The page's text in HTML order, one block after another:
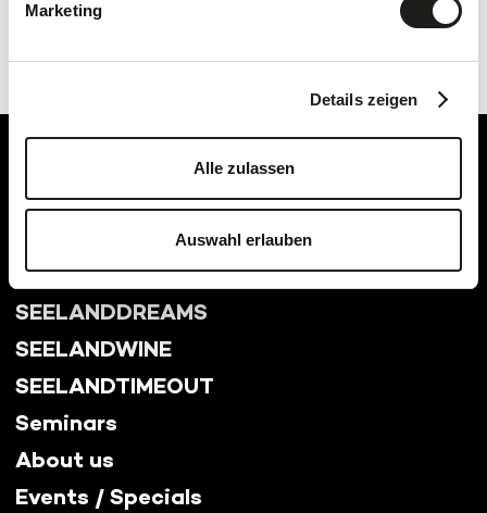
Marketing
Details zeigen
Alle zulassen
Auswahl erlauben
REQUEST
SEELANDKITCHEN
SEELANDDREAMS
SEELANDWINE
SEELANDTIMEOUT
Seminars
About us
Events / Specials